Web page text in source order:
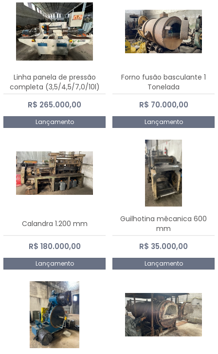
Linha panela de pressão
completa (3,5/4,5/7,0/10l)
R$ 265.000,00
Lançamento
Forno fusão basculante 1
Tonelada
R$ 70.000,00
Lançamento
Calandra 1.200 mm
R$ 180.000,00
Lançamento
Guilhotina mêcanica 600
mm
R$ 35.000,00
Lançamento